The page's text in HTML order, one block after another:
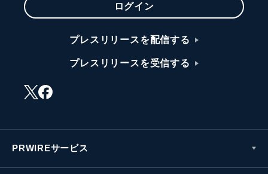
ログイン
プレスリリースを配信する
プレスリリースを受信する
PRWIREサービス